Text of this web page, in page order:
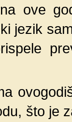
ove
jezik
što je